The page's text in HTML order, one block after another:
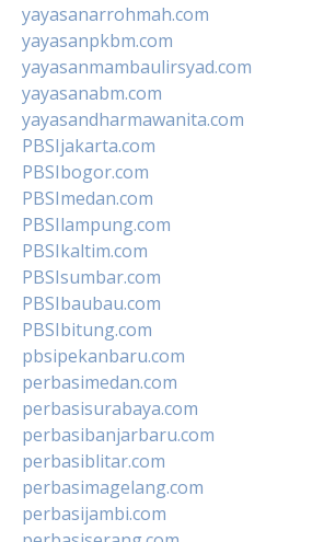
yayasanarrohmah.com
yayasanpkbm.com
yayasanmambaulirsyad.com
yayasanabm.com
yayasandharmawanita.com
PBSIjakarta.com
PBSIbogor.com
PBSImedan.com
PBSIlampung.com
PBSIkaltim.com
PBSIsumbar.com
PBSIbaubau.com
PBSIbitung.com
pbsipekanbaru.com
perbasimedan.com
perbasisurabaya.com
perbasibanjarbaru.com
perbasiblitar.com
perbasimagelang.com
perbasijambi.com